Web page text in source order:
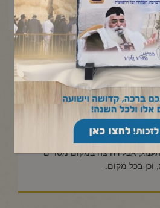
מנהגי יום כיפור,יום הכיפורים /כיצד
שאין ידיו נקיות?
שאין ידיו נקיות?
ספטמבר 22, 2023
לרחצם במים, הואיל ולא נאסרה
אבל רחיצה במקום מסויים
וכן בכל מקום.